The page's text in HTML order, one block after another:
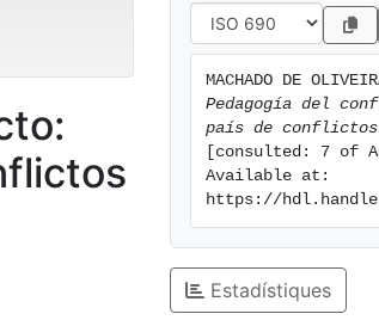
Pedagogía del
país de conflictos
[consulted: 7 of
Available at:
https://
Estadístiques